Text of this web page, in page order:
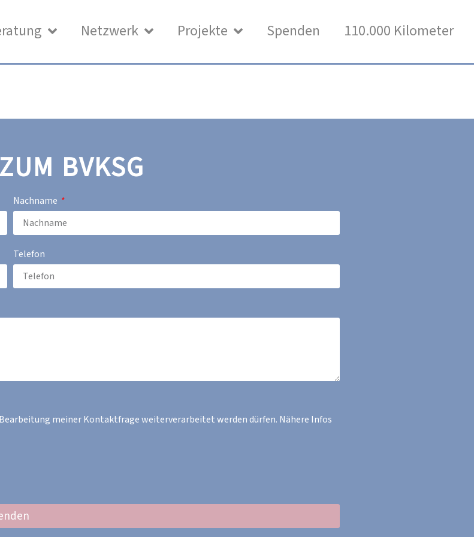
Netzwerk Projekte Spenden 110.000 Kilometer
BVKSG
Nachname
Telefon
meiner Kontaktfrage weiterverarbeitet werden dürfen. Nähere Infos